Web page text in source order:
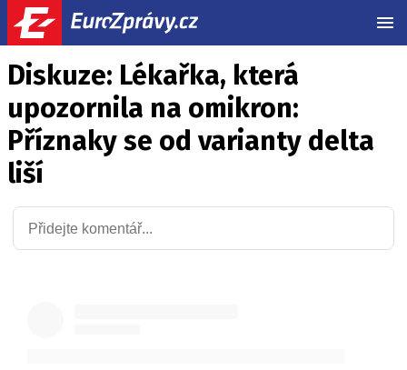
Diskuze: Lékařka, která
upozornila na omikron:
Příznaky se od varianty delta
liší